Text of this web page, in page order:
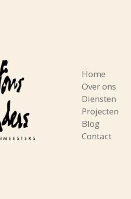
Home
Over ons
Diensten
Projecten
Blog
Contact